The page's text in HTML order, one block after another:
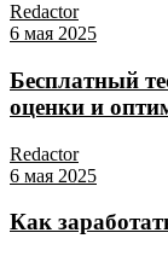
Redactor
6 мая 2025
Бесплатный
оценки и
Redactor
6 мая 2025
Как